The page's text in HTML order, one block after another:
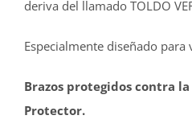
deriva del llamado TOLDO
Especialmente diseñado para
Brazos protegidos contra
Protector.